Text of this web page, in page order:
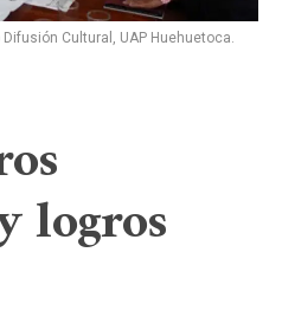
Difusión Cultural, UAP Huehuetoca.
logros